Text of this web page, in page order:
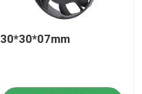
30*30*07mm